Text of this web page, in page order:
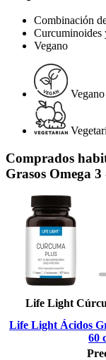
Combinación
Curcuminoides
Vegano
Vegano
Comprados
Grasos Omega
Life Light
Life Light Ácidos
60